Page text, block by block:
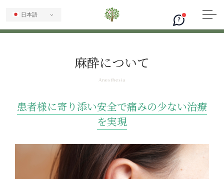
日本語
麻酔について
患者様に寄り添い安全で痛みの少ない治療
を実現
?